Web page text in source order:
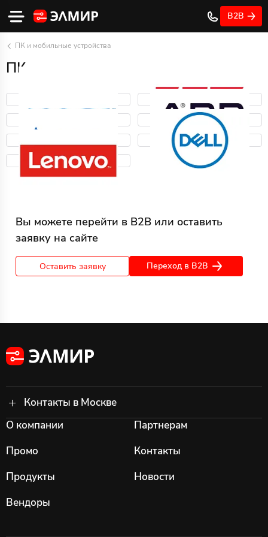
B2B
ПК и мобильные устройства
ПК
Вы можете перейти в B2B или оставить
заявку на сайте
Оставить заявку Переход в B2B
Контакты в Москве
О компании
Промо
Продукты
Вендоры
Партнерам
Контакты
Новости